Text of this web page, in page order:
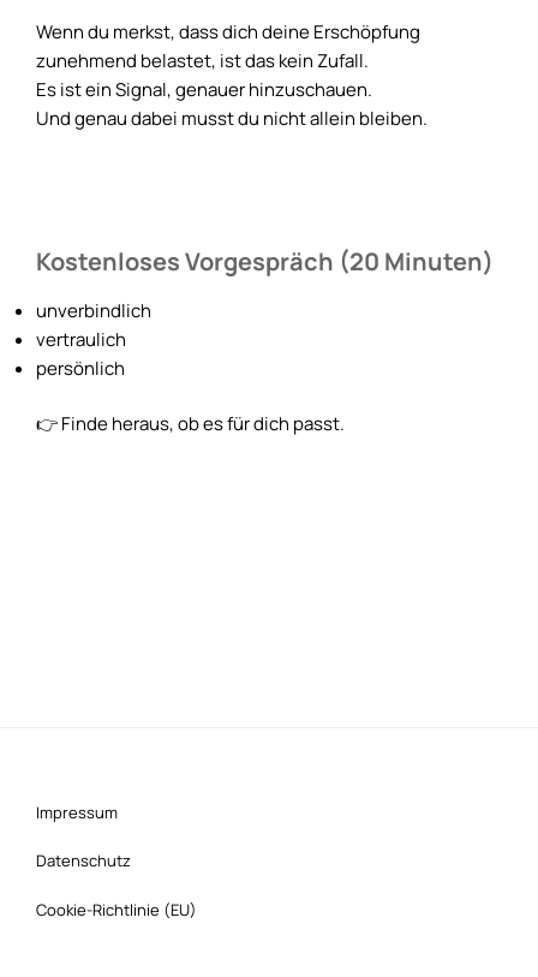
Wenn du merkst, dass dich deine Erschöpfung
zunehmend belastet, ist das kein Zufall.
Es ist ein Signal, genauer hinzuschauen.
Und genau dabei musst du nicht allein bleiben.
Kostenloses Vorgespräch (20 Minuten)
unverbindlich
vertraulich
persönlich
👉 Finde heraus, ob es für dich passt.
Impressum
Datenschutz
Cookie-Richtlinie (EU)